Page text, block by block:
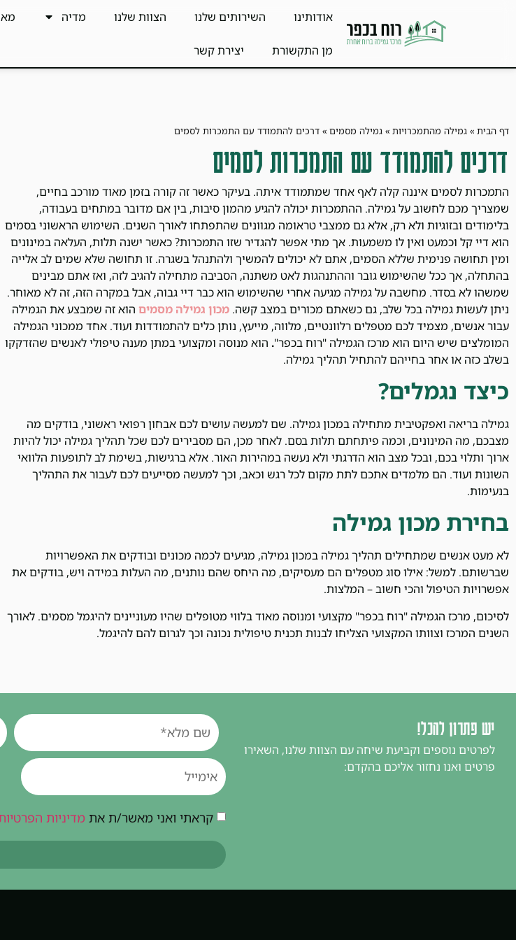
אודותינו השירותים שלנו הצוות שלנו מדיה
מן התקשורת יצירת קשר
דף הבית » גמילה מהתמכרויות » גמילה מסמים » דרכים להתמודד עם התמכרות לסמים
דרכים להתמודד עם התמכרות לסמים
התמכרות לסמים איננה קלה לאף אחד שמתמודד איתה. בעיקר כאשר זה קורה בזמן מאוד מורכב בחיים,
שמצריך מכם לחשוב על גמילה. ההתמכרות יכולה להגיע מהמון סיבות, בין אם מדובר במתחים בעבודה,
בלימודים ובזוגיות ולא רק, אלא גם ממצבי טראומה מגוונים שהתפתחו לאורך השנים. השימוש הראשוני בסמים
הוא דיי קל וכמעט ואין לו משמעות. אך מתי אפשר להגדיר שזו התמכרות? כאשר ישנה תלות, העלאה במינונים
ומין תחושה פנימית שללא הסמים, אתם לא יכולים להמשיך ולהתנהל בשגרה. זו תחושה שלא שמים לב אלייה
בהתחלה, אך ככל שהשימוש גובר וההתנהגות לאט משתנה, הסביבה מתחילה להגיב לזה, ואז אתם מבינים
שמשהו לא בסדר. מחשבה על גמילה מגיעה אחרי שהשימוש הוא כבר דיי גבוה, אבל במקרה הזה, זה לא מאוחר.
ניתן לעשות גמילה בכל שלב, גם כשאתם מכורים במצב קשה. מכון גמילה מסמים הוא זה שמבצע את הגמילה
עבור אנשים, מצמיד לכם מטפלים רלוונטיים, מלווה, מייעץ, נותן כלים להתמודדות ועוד. אחד ממכוני הגמילה
המומלצים שיש היום הוא מרכז הגמילה "רוח בכפר". הוא מנוסה ומקצועי במתן מענה טיפולי לאנשים שהזדקקו
בשלב כזה או אחר בחייהם להתחיל תהליך גמילה.
כיצד נגמלים?
גמילה בריאה ואפקטיבית מתחילה במכון גמילה. שם למעשה עושים לכם אבחון רפואי ראשוני, בודקים מה
מצבכם, מה המינונים, וכמה פיתחתם תלות בסם. לאחר מכן, הם מסבירים לכם שכל תהליך גמילה יכול להיות
ארוך ותלוי בכם, ובכל מצב הוא הדרגתי ולא נעשה במהירות האור. אלא ברגישות, בשימת לב לתופעות הלוואי
השונות ועוד. הם מלמדים אתכם לתת מקום לכל רגש וכאב, וכך למעשה מסייעים לכם לעבור את התהליך
בנעימות.
בחירת מכון גמילה
לא מעט אנשים שמתחילים תהליך גמילה במכון גמילה, מגיעים לכמה מכונים ובודקים את האפשרויות
שברשותם. למשל: אילו סוג מטפלים הם מעסיקים, מה היחס שהם נותנים, מה העלות במידה ויש, בודקים את
אפשרויות הטיפול והכי חשוב – המלצות.
לסיכום, מרכז הגמילה "רוח בכפר" מקצועי ומנוסה מאוד בלווי מטופלים שהיו מעוניינים להיגמל מסמים. לאורך
השנים המרכז וצוותו המקצועי הצליחו לבנות תכנית טיפולית נכונה וכך לגרום להם להיגמל.
יש פתרון להכל!
לפרטים נוספים וקביעת שיחה עם הצוות שלנו, השאירו
פרטים ואנו נחזור אליכם בהקדם:
קראתי ואני מאשר/ת את מדיניות